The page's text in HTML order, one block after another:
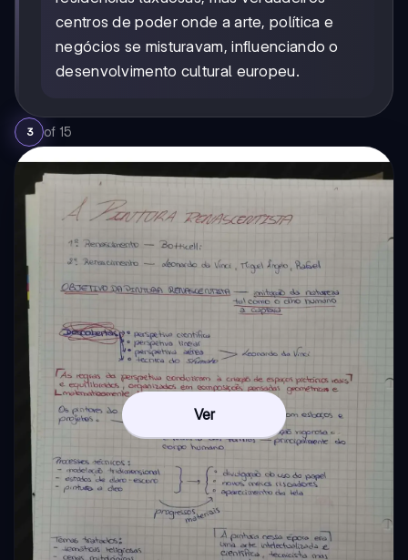
centros de poder onde a arte, política e
negócios se misturavam, influenciando o
desenvolvimento cultural europeu.
3 of 15
Ver